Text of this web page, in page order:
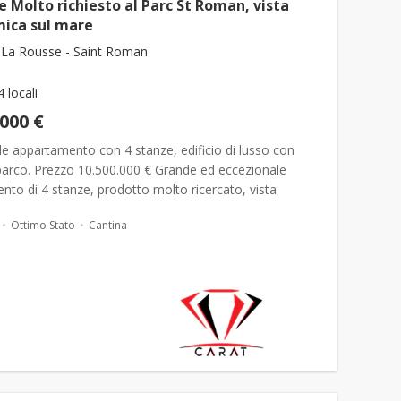
Molto richiesto al Parc St Roman, vista
sul mare
Rousse - Saint Roman
locali
€
appartamento con 4 stanze, edificio di lusso con
Prezzo 10.500.000 € Grande ed eccezionale
di 4 stanze, prodotto molto ricercato, vista
Ottimo Stato Cantina